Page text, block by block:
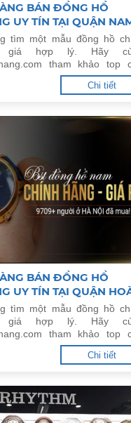
BÁN ĐỒNG HỒ
UY TÍN TẠI QUẬN
NỘI
tìm một mẫu đồng hồ
giá hợp lý. Hãy
tham khảo top
hồ chính hãng uy tín tại
Chi tiết
BÁN ĐỒNG HỒ
UY TÍN TẠI QUẬN
tìm một mẫu đồng hồ
giá hợp lý. Hãy
tham khảo top
hồ chính hãng uy tín tại
Chi tiết